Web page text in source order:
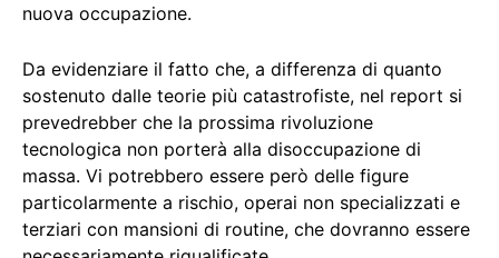
nuova occupazione.
Da evidenziare il fatto che, a differenza di quanto
sostenuto dalle teorie più catastrofiste, nel report si
prevedrebber che la prossima rivoluzione
tecnologica non porterà alla disoccupazione di
massa. Vi potrebbero essere però delle figure
particolarmente a rischio, operai non specializzati e
terziari con mansioni di routine, che dovranno essere